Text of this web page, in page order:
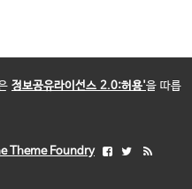
정보공유라이선스 2.0:허용'을 따릅
Theme Foundry F T